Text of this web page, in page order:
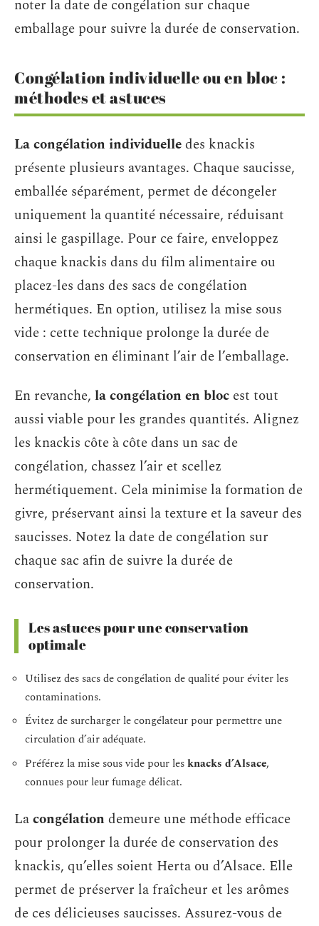
noter la date de congélation sur chaque
emballage pour suivre la durée de conservation.
Congélation individuelle ou en bloc :
méthodes et astuces
La congélation individuelledes knackis
présente plusieurs avantages. Chaque saucisse,
emballée séparément, permet de décongeler
uniquement la quantité nécessaire, réduisant
ainsi le gaspillage. Pour ce faire, enveloppez
chaque knackis dans du film alimentaire ou
placez-les dans des sacs de congélation
hermétiques. En option, utilisez la mise sous
vide : cette technique prolonge la durée de
conservation en éliminant l’air de l’emballage.
En revanche, la congélation en bloc est tout
aussi viable pour les grandes quantités. Alignez
les knackis côte à côte dans un sac de
congélation, chassez l’air et scellez
hermétiquement. Cela minimise la formation de
givre, préservant ainsi la texture et la saveur des
saucisses. Notez la date de congélation sur
chaque sac afin de suivre la durée de
conservation.
Les astuces pour une conservation
optimale
Utilisez des sacs de congélation de qualité pour éviter les
contaminations.
Évitez de surcharger le congélateur pour permettre une
circulation d’air adéquate.
Préférez la mise sous vide pour lesknacks d’Alsace,
connues pour leur fumage délicat.
Lacongélationdemeure une méthode efficace
pour prolonger la durée de conservation des
knackis, qu’elles soient Herta ou d’Alsace. Elle
permet de préserver la fraîcheur et les arômes
de ces délicieuses saucisses. Assurez-vous de